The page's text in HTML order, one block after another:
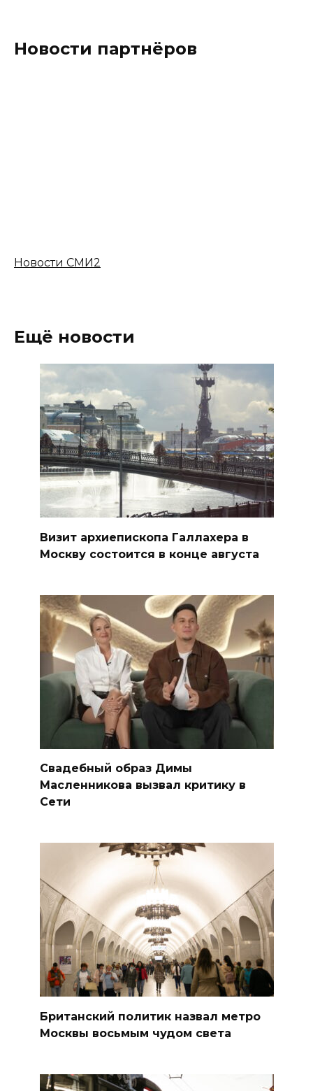
Новости партнёров
Новости СМИ2
Ещё новости
Визит архиепископа Галлахера в
Москву состоится в конце августа
Свадебный образ Димы
Масленникова вызвал критику в
Сети
Британский политик назвал метро
Москвы восьмым чудом света